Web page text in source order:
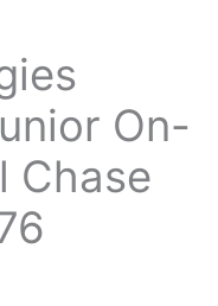
On-
Chase